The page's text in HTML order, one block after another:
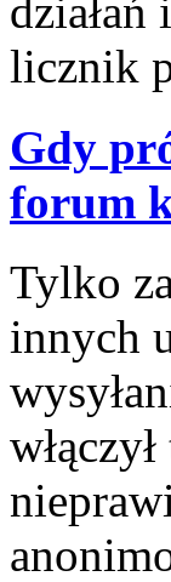
licznik
Gdy
forum
Tylko
innych